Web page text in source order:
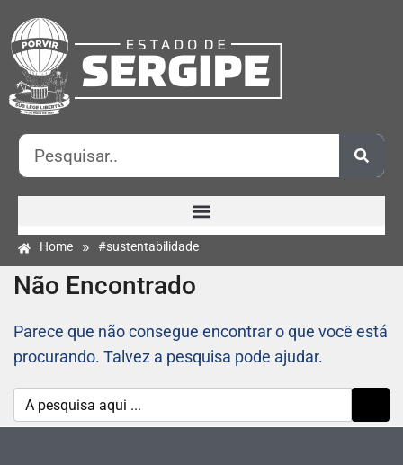
Home » #sustentabilidade
Não Encontrado
Parece que não consegue encontrar o que você está
procurando. Talvez a pesquisa pode ajudar.